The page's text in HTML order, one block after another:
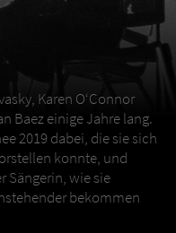
Karen O‘Connor
Baez einige Jahre lang.
2019 dabei, die sie sich
konnte, und
Sängerin, wie sie
bekommen